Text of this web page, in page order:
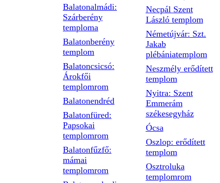
Balatonalmádi:
Szárberény
temploma
Balatonberény
templom
Balatoncsicsó:
Árokfői
templomrom
Balatonendréd
Balatonfüred:
Papsokai
templomrom
Balatonfűzfő:
mámai
templomrom
Necpál Szent
László templom
Németújvár: Szt.
Jakab
plébániatemplom
Neszmély erődített
templom
Nyitra: Szent
Emmerám
székesegyház
Ócsa
Oszlop: erődített
templom
Osztroluka
templomrom